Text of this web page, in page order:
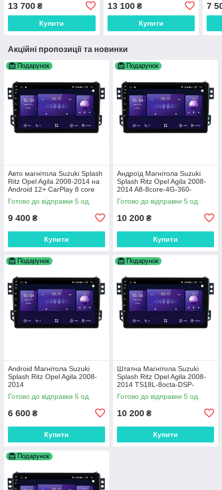
13 700 ₴
Купити
13 100₴
Купити
7
Акційні пропозиції та новинки
Подарунок
Авто магнітола Suzuki Splash
Ritz Opel Agila 2008-2014 на
Android 12+ CarPlay 8 core
Platform XyAuto
Готово до відправки 5 од.
9 400 ₴
Купити
Подарунок
Андроїд Магнітола Suzuki
Splash Ritz Opel Agila 2008-
2014 A8-8core-4G-360-
CarPlay-4/64
Готово до відправки 5 од.
10 200 ₴
Купити
Подарунок
Android Магнітола Suzuki
Splash Ritz Opel Agila 2008-
2014
Готово до відправки 5 од.
6 600 ₴
Купити
Подарунок
Штатна Магнітола Suzuki
Splash Ritz Opel Agila 2008-
2014 TS18L-8octa-DSP-
4GWiFi-CarPlay
Готово до відправки 5 од.
10 200 ₴
Купити
Подарунок